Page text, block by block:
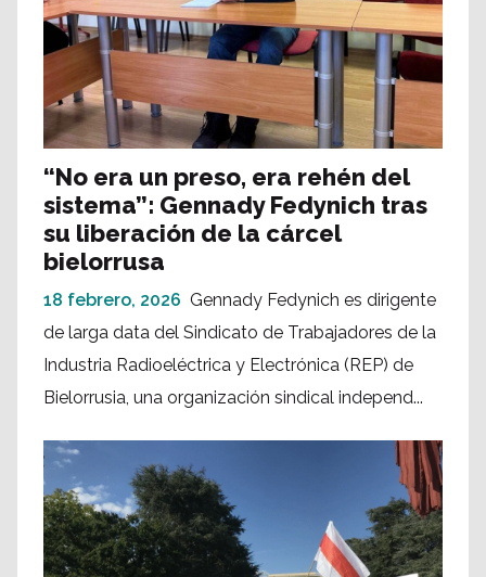
“No era un preso, era rehén del
sistema”: Gennady Fedynich tras
su liberación de la cárcel
bielorrusa
18 febrero, 2026 Gennady Fedynich es dirigente
de larga data del Sindicato de Trabajadores de la
Industria Radioeléctrica y Electrónica (REP) de
Bielorrusia, una organización sindical independ...